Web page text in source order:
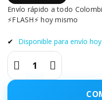
Envío rápido a todo
⚡FLASH⚡ hoy mismo
✔ Disponible para envío hoy